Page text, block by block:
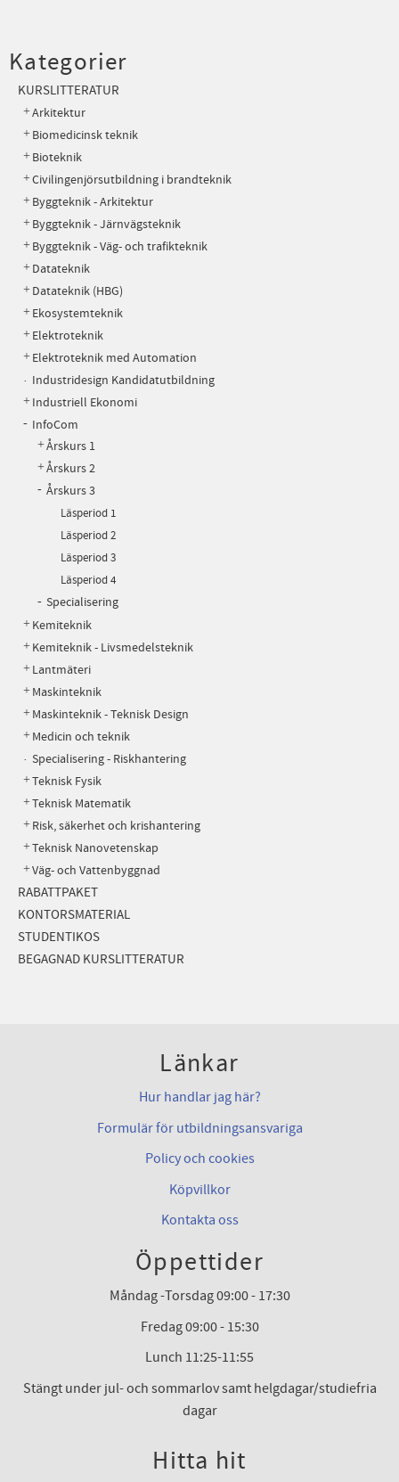
Kategorier
KURSLITTERATUR
Arkitektur
Biomedicinsk teknik
Bioteknik
Civilingenjörsutbildning i brandteknik
Byggteknik - Arkitektur
Byggteknik - Järnvägsteknik
Byggteknik - Väg- och trafikteknik
Datateknik
Datateknik (HBG)
Ekosystemteknik
Elektroteknik
Elektroteknik med Automation
Industridesign Kandidatutbildning
Industriell Ekonomi
InfoCom
Årskurs 1
Årskurs 2
Årskurs 3
Läsperiod 1
Läsperiod 2
Läsperiod 3
Läsperiod 4
Specialisering
Kemiteknik
Kemiteknik - Livsmedelsteknik
Lantmäteri
Maskinteknik
Maskinteknik - Teknisk Design
Medicin och teknik
Specialisering - Riskhantering
Teknisk Fysik
Teknisk Matematik
Risk, säkerhet och krishantering
Teknisk Nanovetenskap
Väg- och Vattenbyggnad
RABATTPAKET
KONTORSMATERIAL
STUDENTIKOS
BEGAGNAD KURSLITTERATUR
Länkar
Hur handlar jag här?
Formulär för utbildningsansvariga
Policy och cookies
Köpvillkor
Kontakta oss
Öppettider
Måndag -Torsdag 09:00 - 17:30
Fredag 09:00 - 15:30
Lunch 11:25-11:55
Stängt under jul- och sommarlov samt helgdagar/studiefria
dagar
Hitta hit